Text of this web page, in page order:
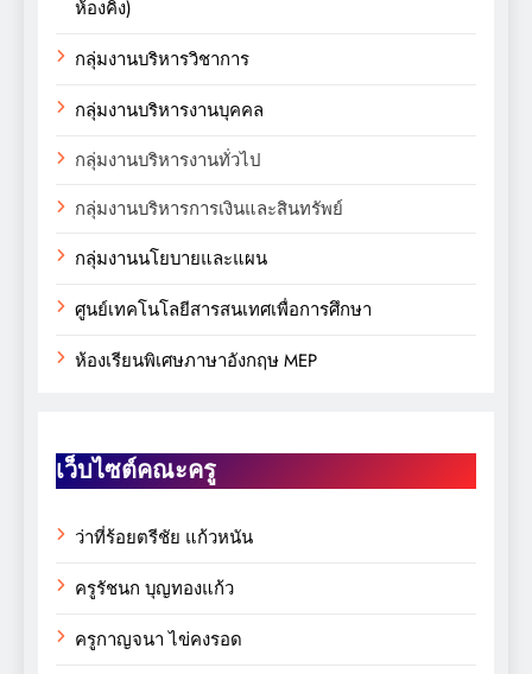
ห้องคิง)
กลุ่มงานบริหารวิชาการ
กลุ่มงานบริหารงานบุคคล
กลุ่มงานบริหารงานทั่วไป
กลุ่มงานบริหารการเงินและสินทรัพย์
กลุ่มงานนโยบายและแผน
ศูนย์เทคโนโลยีสารสนเทศเพื่อการศึกษา
ห้องเรียนพิเศษภาษาอังกฤษ MEP
เว็บไซต์คณะครู
ว่าที่ร้อยตรีชัย แก้วหนัน
ครูรัชนก บุญทองแก้ว
ครูกาญจนา ไข่คงรอด